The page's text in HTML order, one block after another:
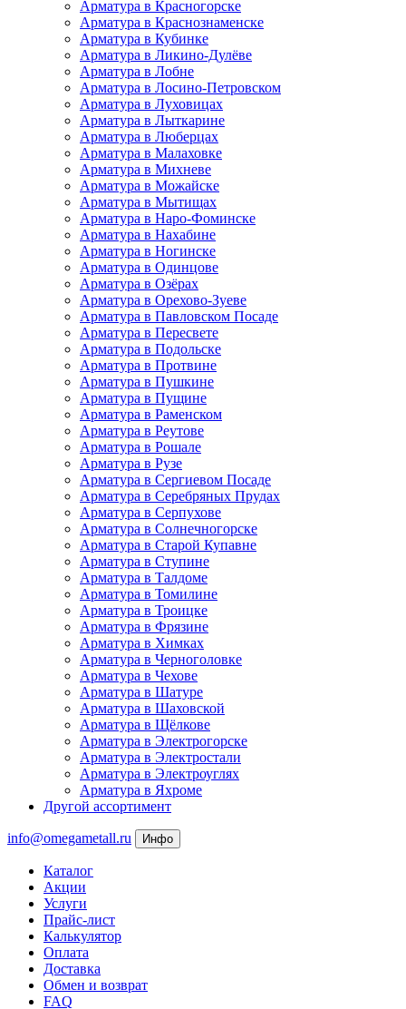
Арматура в Красногорске
Арматура в Краснознаменске
Арматура в Кубинке
Арматура в Ликино-Дулёве
Арматура в Лобне
Арматура в Лосино-Петровском
Арматура в Луховицах
Арматура в Лыткарине
Арматура в Люберцах
Арматура в Малаховке
Арматура в Михневе
Арматура в Можайске
Арматура в Мытищах
Арматура в Наро-Фоминске
Арматура в Нахабине
Арматура в Ногинске
Арматура в Одинцове
Арматура в Озёрах
Арматура в Орехово-Зуеве
Арматура в Павловском Посаде
Арматура в Пересвете
Арматура в Подольске
Арматура в Протвине
Арматура в Пушкине
Арматура в Пущине
Арматура в Раменском
Арматура в Реутове
Арматура в Рошале
Арматура в Рузе
Арматура в Сергиевом Посаде
Арматура в Серебряных Прудах
Арматура в Серпухове
Арматура в Солнечногорске
Арматура в Старой Купавне
Арматура в Ступине
Арматура в Талдоме
Арматура в Томилине
Арматура в Троицке
Арматура в Фрязине
Арматура в Химках
Арматура в Черноголовке
Арматура в Чехове
Арматура в Шатуре
Арматура в Шаховской
Арматура в Щёлкове
Арматура в Электрогорске
Арматура в Электростали
Арматура в Электроуглях
Арматура в Яхроме
Другой ассортимент
info@omegametall.ru Инфо
Каталог
Акции
Услуги
Прайс-лист
Калькулятор
Оплата
Доставка
Обмен и возврат
FAQ